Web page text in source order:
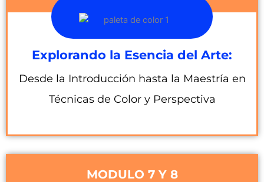
Explorando la Esencia del Arte:
Desde la Introducción hasta la Maestría en
Técnicas de Color y Perspectiva
MODULO 7 Y 8